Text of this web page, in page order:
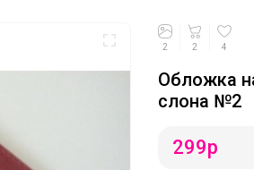
2 2 4
Обложка
слона №2
299р